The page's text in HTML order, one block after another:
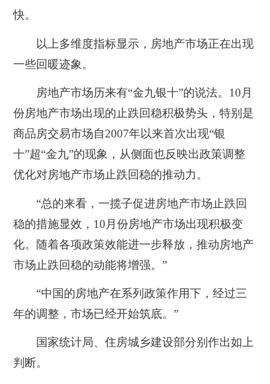
快。
以上多维度指标显示，房地产市场正在出现
一些回暖迹象。
房地产市场历来有“金九银十”的说法。10月
份房地产市场出现的止跌回稳积极势头，特别是
商品房交易市场自2007年以来首次出现“银
十”超“金九”的现象，从侧面也反映出政策调整
优化对房地产市场止跌回稳的推动力。
“总的来看，一揽子促进房地产市场止跌回
稳的措施显效，10月份房地产市场出现积极变
化。随着各项政策效能进一步释放，推动房地产
市场止跌回稳的动能将增强。”
“中国的房地产在系列政策作用下，经过三
年的调整，市场已经开始筑底。”
国家统计局、住房城乡建设部分别作出如上
判断。